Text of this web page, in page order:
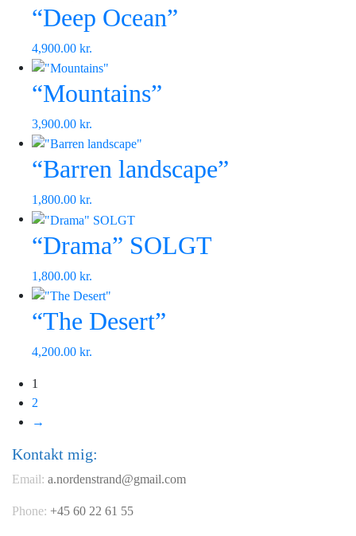
“Deep Ocean”
4,900.00 kr.
“Mountains”
3,900.00 kr.
“Barren landscape”
1,800.00 kr.
“Drama” SOLGT
1,800.00 kr.
“The Desert”
4,200.00 kr.
1
2
→
Kontakt mig:
Email: a.nordenstrand@gmail.com
Phone: +45 60 22 61 55